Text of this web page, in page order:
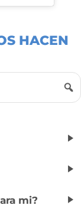
HACEN
mi?